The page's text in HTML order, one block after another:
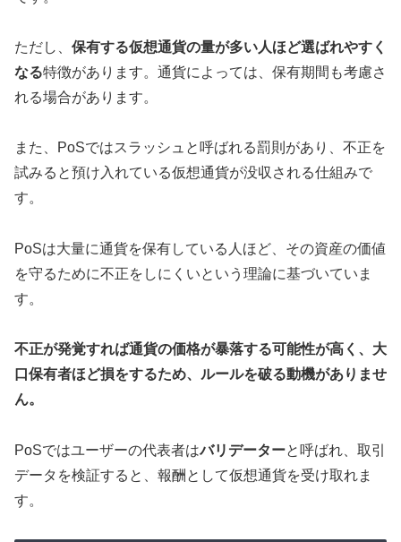
ただし、 保有する仮想通貨の量が多い人ほど選ばれやすく
なる特徴があります。通貨によっては、保有期間も考慮さ
れる場合があります。
また、PoSではスラッシュと呼ばれる罰則があり、不正を
試みると預け入れている仮想通貨が没収される仕組みで
す。
PoSは大量に通貨を保有している人ほど、その資産の価値
を守るために不正をしにくいという理論に基づいていま
す。
不正が発覚すれば通貨の価格が暴落する可能性が高く、大
口保有者ほど損をするため、ルールを破る動機がありませ
ん。
PoSではユーザーの代表者はバリデーターと呼ばれ、取引
データを検証すると、報酬として仮想通貨を受け取れま
す。